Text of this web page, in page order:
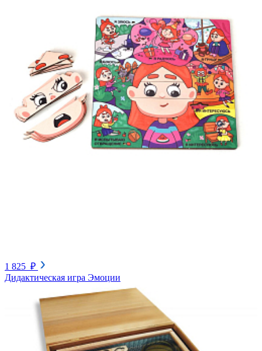
1 825 ₽
Дидактическая игра Эмоции